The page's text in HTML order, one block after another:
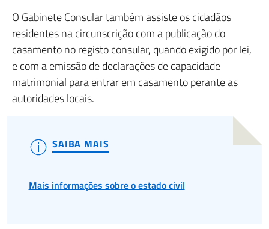
O Gabinete Consular também assiste os cidadãos
residentes na circunscrição com a publicação do
casamento no registo consular, quando exigido por lei,
e com a emissão de declarações de capacidade
matrimonial para entrar em casamento perante as
autoridades locais.
SAIBA MAIS
Mais informações sobre o estado civil